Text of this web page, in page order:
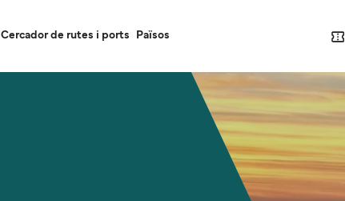
Cercador de rutes i ports Països